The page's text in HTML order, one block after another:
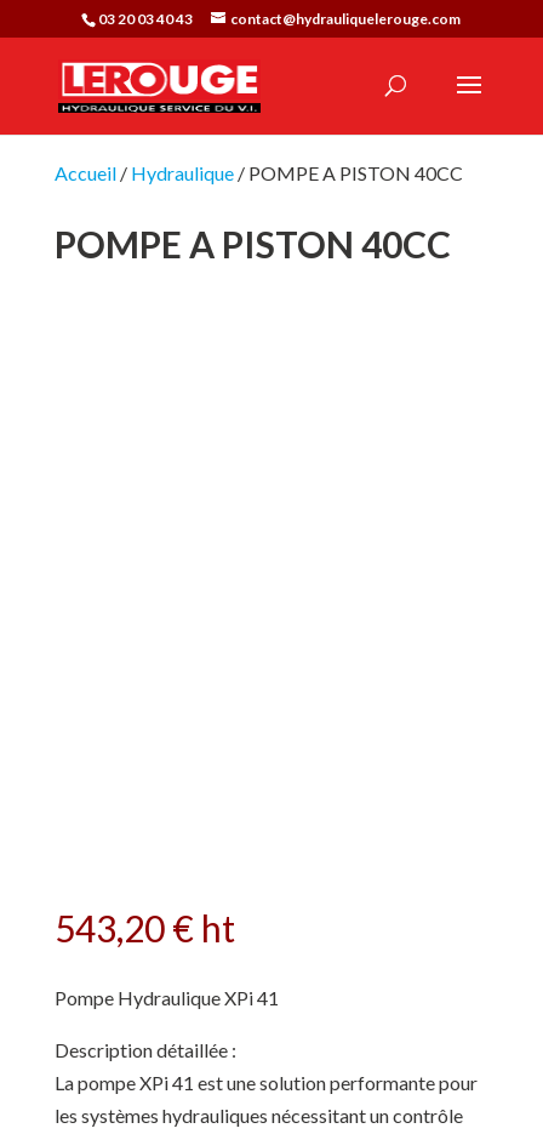
03 20 03 40 43 contact@hydrauliquelerouge.com
Accueil/ Hydraulique/ POMPE A PISTON 40CC
POMPE A PISTON 40CC
543,20€ ht
Pompe Hydraulique XPi 41
Description détaillée :
La pompe XPi 41 est une solution performante pour
les systèmes hydrauliques nécessitant un contrôle